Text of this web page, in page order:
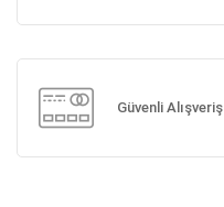
Güvenli Alışveriş